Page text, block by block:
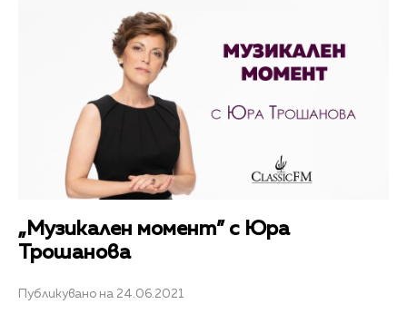
„Музикален момент” с Юра
Трошанова
Публикувано на 24.06.2021